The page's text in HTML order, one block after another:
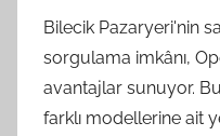
Bilecik Pazaryeri'nin
sorgulama imkânı,
avantajlar sunuyor.
farklı modellerine ait